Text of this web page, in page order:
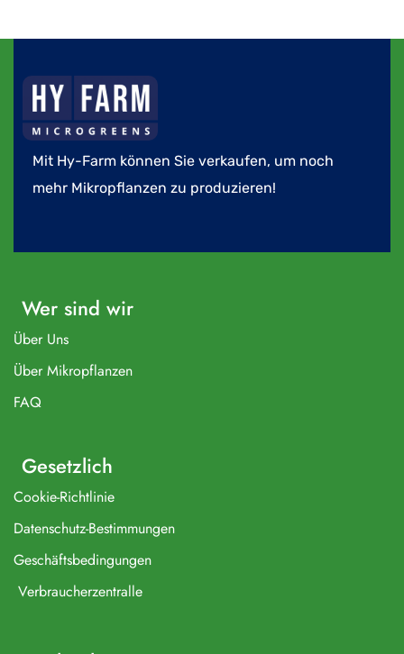
Mit Hy-Farm können Sie verkaufen, um noch
mehr Mikropflanzen zu produzieren!
Wer sind wir
Über Uns
Über Mikropflanzen
FAQ
Gesetzlich
Cookie-Richtlinie
Datenschutz-Bestimmungen
Geschäftsbedingungen
Verbraucherzentralle